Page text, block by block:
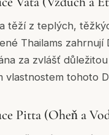
těží z teplých,
Thailams zahrnují
za zvlášť
vlastnostem tohoto
Pitta (Oheň a